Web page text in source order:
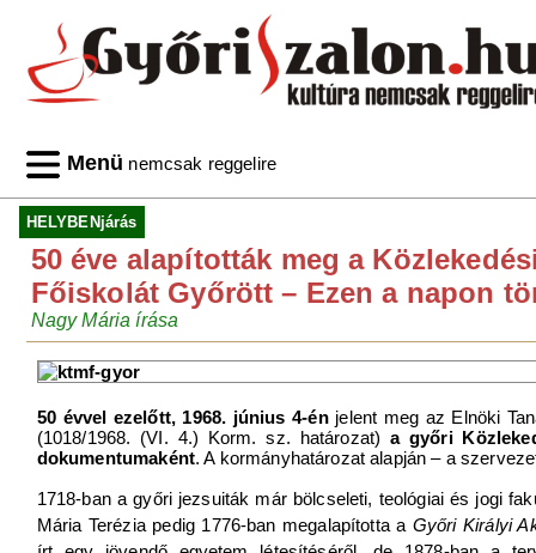
Menü nemcsak reggelire
HELYBENjárás
50 éve alapították meg a
Főiskolát Győrött – Ezen a napon
Nagy Mária írása
50 évvel ezelőtt, 1968. június 4-énjelent meg az Elnöki
(1018/1968. (VI. 4.) Korm. sz. határozat) a győri
dokumentumaként. A kormányhatározat alapján – a
1718-ban a győri jezsuiták már bölcseleti, teológiai és jogi
Mária Terézia pedig 1776-ban megalapította a Győri Királyi